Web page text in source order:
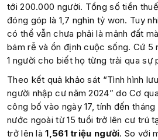
tới 200.000 người. Tổng số tiền
đóng góp là 1,7 nghìn tỷ won. Tuy
có thể vẫn chưa phải là mảnh đất
bám rễ và ổn định cuộc sống. Cứ 5
1 người cho biết họ từng trải qua sự
Theo kết quả khảo sát “Tình hình
người nhập cư năm 2024” do Cơ
công bố vào ngày 17, tính đến
nước ngoài từ 15 tuổi trở lên cư trú
trở lên là1,561 triệu người. So với